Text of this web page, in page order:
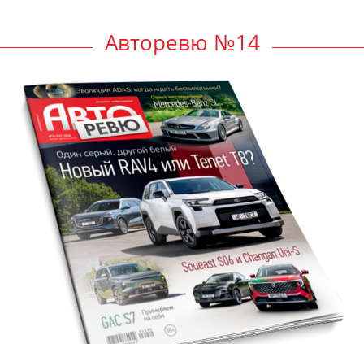
Авторевю №14